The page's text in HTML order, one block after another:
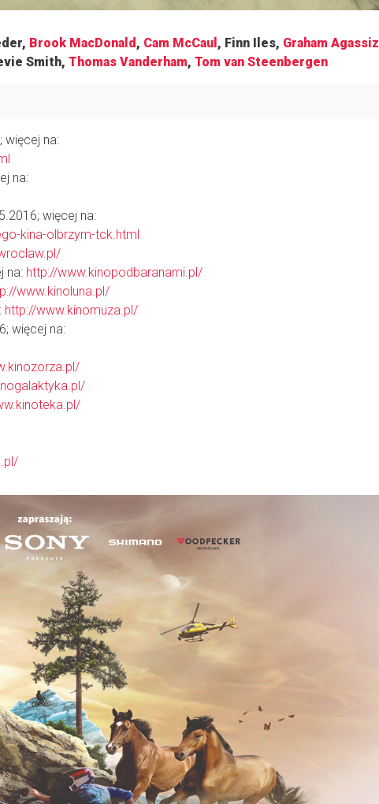
Brook MacDonald , Cam McCaul , Finn Iles, Graham Agassiz
Smith, Thomas Vanderham, Tom van Steenbergen
więcej na:
na:
więcej na:
kina-olbrzym-tck.html
na: http://www.kinopodbaranami.pl/
www.kinoluna.pl/
http://www.kinomuza.pl/
więcej na: